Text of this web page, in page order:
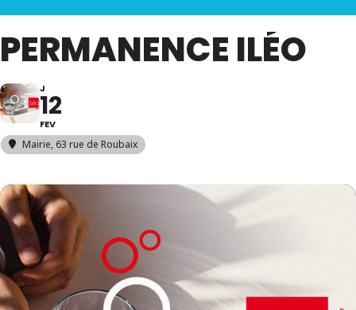
PERMANENCE ILÉO
J
12
FEV
Mairie, 63 rue de Roubaix